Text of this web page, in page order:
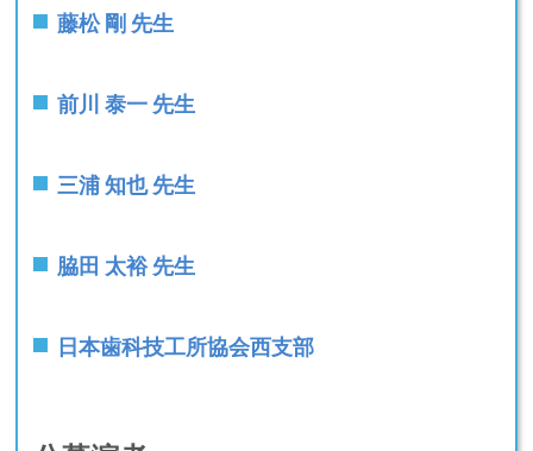
藤松 剛 先生
前川 泰一 先生
三浦 知也 先生
脇田 太裕 先生
日本歯科技工所協会西支部